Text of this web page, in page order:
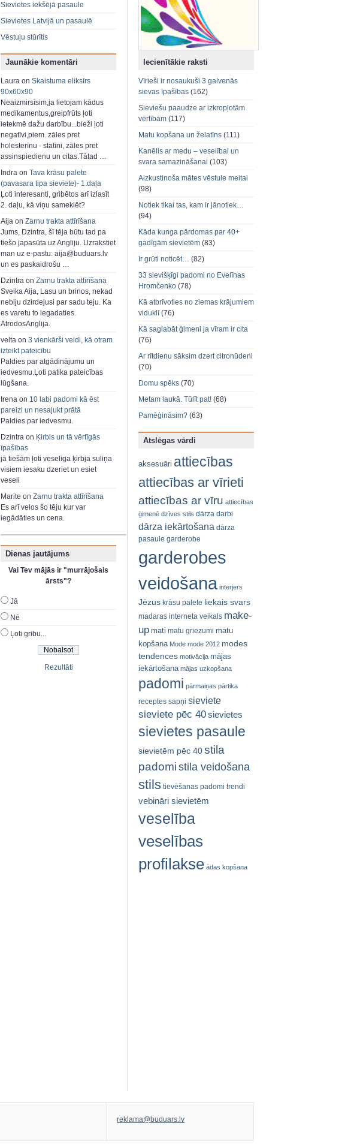
Sievietes iekšējā pasaule
Sievietes Latvijā un pasaulē
Vēstuļu stūrītis
Jaunākie komentāri
Laura on Skaistuma eliksīrs
90x60x90
Neaizmirsīsim,ja lietojam kādus
medikamentus,greipfrūts ļoti
ietekmē dažu darbību...bieži ļoti
negatīvi,piem. zāles pret
holesterīnu - statīni, zāles pret
assinspiedienu un citas.Tātad …
Indra on Tava krāsu palete
(pavasara tipa sieviete)- 1.daļa
Ļoti interesanti, gribētos arī izlasīt
2. daļu, kā viņu sameklēt?
Aija on Zarnu trakta attīrīšana
Jums, Dzintra, šī tēja būtu tad pa
tiešo japasūta uz Angliju. Uzrakstiet
man uz e-pastu: aija@buduars.lv
un es paskaidrošu …
Dzintra on Zarnu trakta attīrīšana
Sveika Aija, Lasu un brinos, nekad
nebiju dzirdejusi par sadu teju. Ka
es varetu to iegadaties.
AtrodosAnglija.
velta on 3 vienkārši veidi, kā otram
izteikt pateicību
Paldies par atgādinājumu un
iedvesmu.Ļoti patika pateicības
lūgšana.
Irena on 10 labi padomi kā ēst
pareizi un nesajukt prātā
Paldies par iedvesmu.
Dzintra on Ķirbis un tā vērtīgās
īpašības
jā tiešām ļoti veseliga ķirbja suliņa
visiem iesaku dzeriet un esiet
veseli
Marite on Zarnu trakta attīrīšana
Es arī velos šo tēju kur var
iegādāties un cena.
Dienas jautājums
Vai Tev mājās ir "murrājošais
ārsts"?
Jā
Nē
Ļoti gribu...
Rezultāti
Iecienītākie raksti
Vīrieši ir nosaukuši 3 galvenās
sievas īpašības (162)
Sieviešu paaudze ar izkropļotām
vērtībām (117)
Matu kopšana un želatīns (111)
Kanēlis ar medu – veselībai un
svara samazināšanai (103)
Aizkustinoša mātes vēstule meitai
(98)
Notiek tikai tas, kam ir jānotiek…
(94)
Kāda kunga pārdomas par 40+
gadīgām sievietēm (83)
Ir grūti noticēt… (82)
33 sievišķīgi padomi no Evelīnas
Hromčenko (78)
Kā atbrīvoties no ziemas krājumiem
viduklī(76)
Kā saglabāt ģimeni ja vīram ir cita
(76)
Ar rītdienu sāksim dzert citronūdeni
(70)
Domu spēks (70)
Metam laukā. Tūlīt pat! (68)
Pamēģināsim? (63)
Atslēgas vārdi
aksesuāri attiecības
attiecības ar vīrieti
attiecības ar vīru attiecības
ģimenē dzīves stils dārza darbi
dārza iekārtošana dārza
pasaule garderobe
garderobes
veidošana interjers
Jēzus krāsu palete liekais svars
madaras interneta veikals make-
up mati matu griezumi matu
kopšana Mode mode 2012 modes
tendences motivācija mājas
iekārtošana mājas uzkopšana
padomi pārmaiņas pārtika
receptes sapņi sieviete
sieviete pēc 40sievietes
sievietes pasaule
sievietēm pēc 40stila
padomistila veidošana
stils tievēšanas padomi trendi
vebināri sievietēm
veselība
veselības
profilakse ādas kopšana
reklama@buduars.lv